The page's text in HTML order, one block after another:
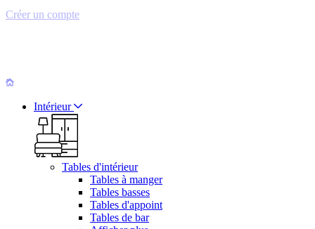
Créer un compte
Intérieur
Tables d'intérieur
Tables à manger
Tables basses
Tables d'appoint
Tables de bar